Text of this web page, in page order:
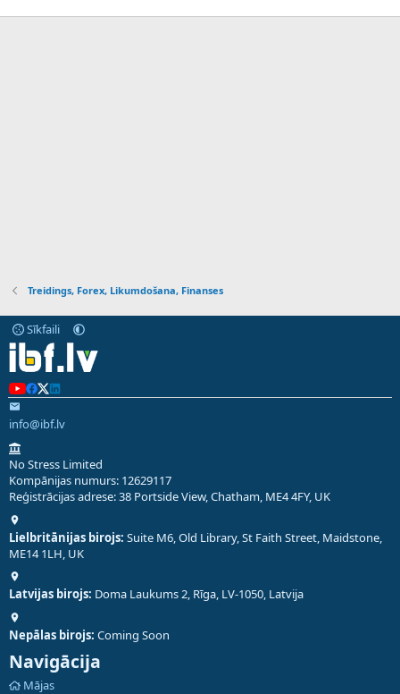
Treidings, Forex, Likumdošana, Finanses
Sīkfaili
info@ibf.lv
No Stress Limited
Kompānijas numurs: 12629117
Reģistrācijas adrese: 38 Portside View, Chatham, ME4 4FY, UK
Lielbritānijas birojs: Suite M6, Old Library, St Faith Street, Maidstone,
ME14 1LH, UK
Latvijas birojs: Doma Laukums 2, Rīga, LV-1050, Latvija
Nepālas birojs: Coming Soon
Navigācija
Mājas